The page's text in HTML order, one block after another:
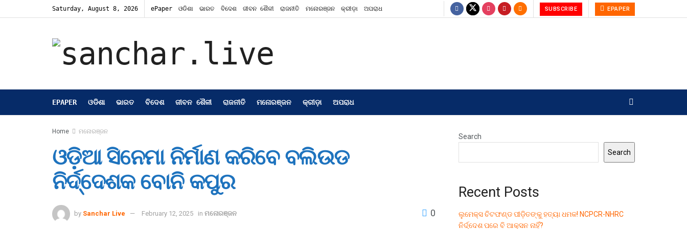
Saturday, August 8, 2026 ePaper ଓଡିଶା ଭାରତ ବିଦେଶ ଜୀବନ ଶୈଳୀ ରାଜନୀତି ମନୋରଞ୍ଜନ କ୍ରୀଡ଼ା ଅପରାଧ SUBSCRIBE EPAPER
EPAPER ଓଡିଶା ଭାରତ ବିଦେଶ ଜୀବନ ଶୈଳୀ ରାଜନୀତି ମନୋରଞ୍ଜନ କ୍ରୀଡ଼ା ଅପରାଧ
Home ମନୋରଞ୍ଜନ
ଓଡ଼ିଆ ସିନେମା ନିର୍ମାଣ କରିବେ ବଲିଉଡ
ନିର୍ଦ୍ଦେଶକ ବୋନି କପୁର
by Sanchar Live February 12, 2025 in ମନୋରଞ୍ଜନ 0
Search
Search
Recent Posts
ଲୁମେକ୍ସ ଚିଟଫଣ୍ଡ ପୀଡ଼ିତଙ୍କୁ ହତ୍ୟା ଧମକ! NCPCR-NHRC
ନିର୍ଦ୍ଦେଶ ପରେ ବି ଆକ୍ସନ ନାହିଁ?